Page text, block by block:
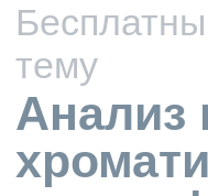
тему
Анализ